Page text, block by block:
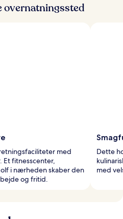
overnatningssted
med
Et fitnesscenter,
i nærheden skaber den
og fritid.
Dette
med